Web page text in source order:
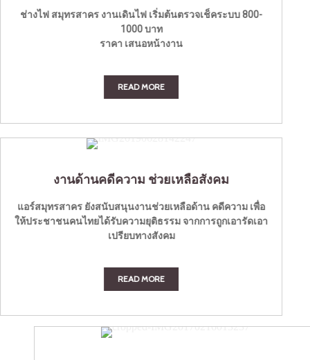
ช่างไฟ สมุทรสาคร งานเดินไฟ เริ่มต้นตรวจเช็คระบบ 800-
1000 บาท
ราคา เสนอหน้างาน
READ MORE
งานด้านคดีความ ช่วยเหลือสังคม
แอร์สมุทรสาคร ยังสนับสนุนงานช่วยเหลือด้าน คดีความ เพื่อ
ให้ประชาชนคนไทยได้รับความยุติธรรม จากการถูกเอารัดเอา
เปรียบทางสังคม
READ MORE